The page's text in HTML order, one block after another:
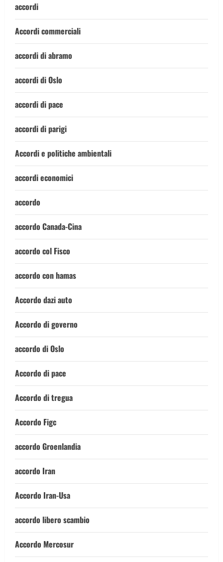
accordi
Accordi commerciali
accordi di abramo
accordi di Oslo
accordi di pace
accordi di parigi
Accordi e politiche ambientali
accordi economici
accordo
accordo Canada-Cina
accordo col Fisco
accordo con hamas
Accordo dazi auto
Accordo di governo
accordo di Oslo
Accordo di pace
Accordo di tregua
Accordo Figc
accordo Groenlandia
accordo Iran
Accordo Iran-Usa
accordo libero scambio
Accordo Mercosur